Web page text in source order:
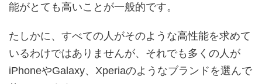
能がとても高いことが一般的です。
たしかに、すべての人がそのような高性能を求めて
いるわけではありませんが、それでも多くの人が
iPhoneやGalaxy、Xperiaのようなブランドを選んで